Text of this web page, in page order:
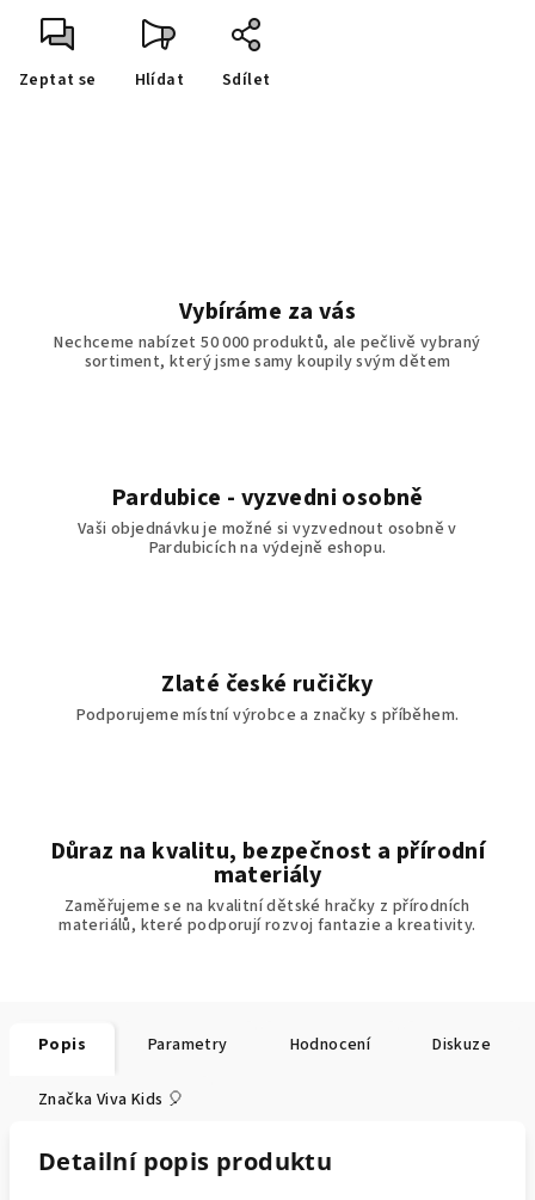
Zeptat se Hlídat Sdílet
Vybíráme za vás
Nechceme nabízet 50 000 produktů, ale pečlivě vybraný
sortiment, který jsme samy koupily svým dětem
Pardubice - vyzvedni osobně
Vaši objednávku je možné si vyzvednout osobně v
Pardubicích na výdejně eshopu.
Zlaté české ručičky
Podporujeme místní výrobce a značky s příběhem.
Důraz na kvalitu, bezpečnost a přírodní
materiály
Zaměřujeme se na kvalitní dětské hračky z přírodních
materiálů, které podporují rozvoj fantazie a kreativity.
Popis Parametry Hodnocení Diskuze
Značka Viva Kids 🎈
Detailní popis produktu